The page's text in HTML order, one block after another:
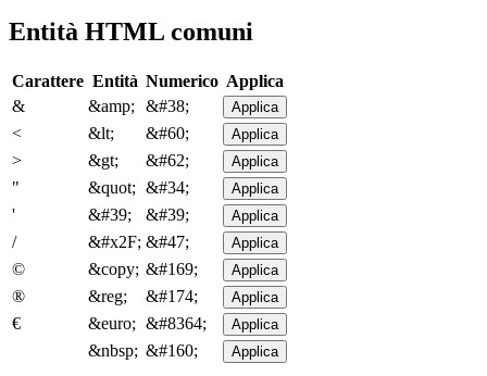
Entità HTML comuni
Carattere Entità Numerico Applica
&
&amp; &#38; Applica
< &lt; &#60; Applica
> &gt; &#62; Applica
" &quot; &#34; Applica
' &#39; &#39; Applica
/ &#x2F; &#47; Applica
© &copy; &#169; Applica
® &reg; &#174; Applica
€ &euro; &#8364; Applica
&nbsp; &#160; Applica